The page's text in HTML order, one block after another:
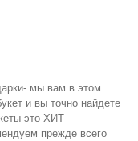
мы вам в этом
и вы точно найдете
это ХИТ
прежде всего